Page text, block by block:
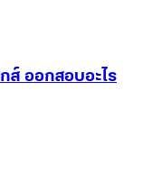
ออกสอบอะไร